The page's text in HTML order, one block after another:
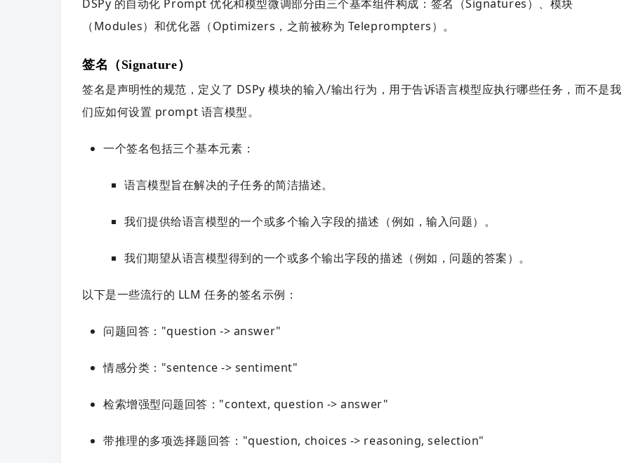
DSPy 的自动化 Prompt 优化和模型微调部分由三个基本组件构成： 签名（Signatures）、模块
（Modules）和优化器（Optimizers，之前被称为 Teleprompters）。
签名（Signature）
签名是声明性的规范，定义了 DSPy 模块的输入/输出行为，用于告诉语言模型应执行哪些任务，而不是我
们应如何设置 prompt 语言模型。
一个签名包括三个基本元素：
语言模型旨在解决的子任务的简洁描述。
我们提供给语言模型的一个或多个输入字段的描述（例如，输入问题）。
我们期望从语言模型得到的一个或多个输出字段的描述（例如，问题的答案）。
以下是一些流行的 LLM 任务的签名示例：
问题回答："question -> answer"
情感分类："sentence -> sentiment"
检索增强型问题回答："context, question -> answer"
带推理的多项选择题回答："question, choices -> reasoning, selection"